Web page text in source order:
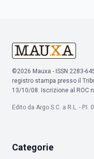
©2026 Mauxa - ISSN 2283-
registro stampa presso il
13/10/08. Iscrizione al ROC
Edito da Argo S.C. a R.L. - P.I.
Categorie